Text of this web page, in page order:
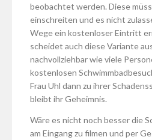
beobachtet werden. Diese
einschreiten und es nicht
Wege ein kostenloser Eintritt
scheidet auch diese Variante
nachvollziehbar wie viele
kostenlosen
Frau Uhl dann zu ihrer
bleibt ihr Geheimnis.
Wäre es nicht noch besser die
am Eingang zu filmen und per